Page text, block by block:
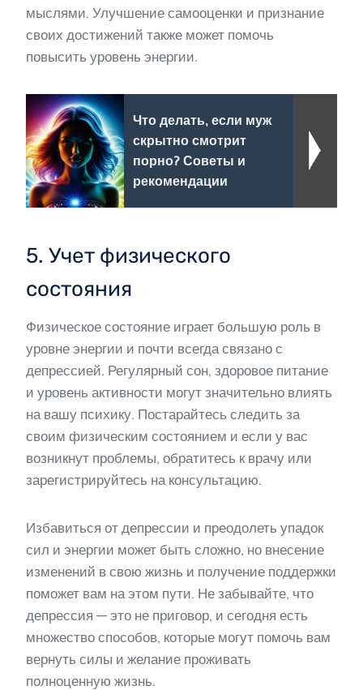
мыслями. Улучшение самооценки и признание
своих достижений также может помочь
повысить уровень энергии.
Что делать, если муж
скрытно смотрит
порно? Советы и
рекомендации
5. Учет физического
состояния
Физическое состояние играет большую роль в
уровне энергии и почти всегда связано с
депрессией. Регулярный сон, здоровое питание
и уровень активности могут значительно влиять
на вашу психику. Постарайтесь следить за
своим физическим состоянием и если у вас
возникнут проблемы, обратитесь к врачу или
зарегистрируйтесь на консультацию.
Избавиться от депрессии и преодолеть упадок
сил и энергии может быть сложно, но внесение
изменений в свою жизнь и получение поддержки
поможет вам на этом пути. Не забывайте, что
депрессия — это не приговор, и сегодня есть
множество способов, которые могут помочь вам
вернуть силы и желание проживать
полноценную жизнь.